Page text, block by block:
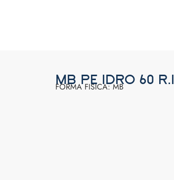
MB PE IDRO 60 R.1
FORMA FISICA: MB